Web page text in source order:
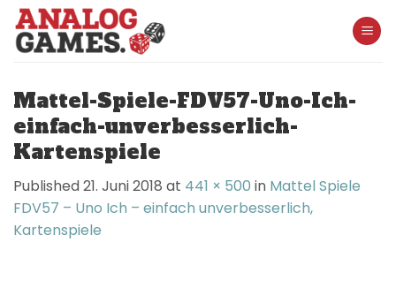
Skip
content
Mattel-Spiele-FDV57-Uno-Ich-
einfach-unverbesserlich-
Kartenspiele
Published21. Juni 2018 at 441 × 500 in Mattel Spiele
FDV57 – Uno Ich – einfach unverbesserlich,
Kartenspiele